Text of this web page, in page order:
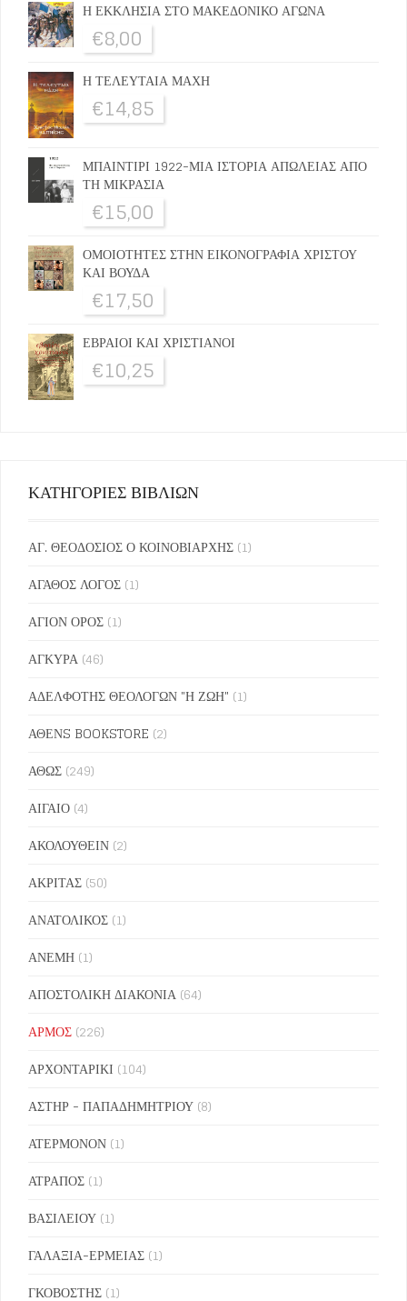
Η ΕΚΚΛΗΣΙΑ ΣΤΟ ΜΑΚΕΔΟΝΙΚΟ ΑΓΩΝΑ
€8,00
Η ΤΕΛΕΥΤΑΙΑ ΜΑΧΗ
€14,85
ΜΠΑΙΝΤΙΡΙ 1922-ΜΙΑ ΙΣΤΟΡΙΑ ΑΠΩΛΕΙΑΣ ΑΠΟ
ΤΗ ΜΙΚΡΑΣΙΑ
€15,00
ΟΜΟΙΟΤΗΤΕΣ ΣΤΗΝ ΕΙΚΟΝΟΓΡΑΦΙΑ ΧΡΙΣΤΟΥ
ΚΑΙ ΒΟΥΔΑ
€17,50
ΕΒΡΑΙΟΙ ΚΑΙ ΧΡΙΣΤΙΑΝΟΙ
€10,25
ΚΑΤΗΓΟΡΙΕΣ ΒΙΒΛΙΩΝ
ΑΓ. ΘΕΟΔΟΣΙΟΣ Ο ΚΟΙΝΟΒΙΑΡΧΗΣ (1)
ΑΓΑΘΟΣ ΛΟΓΟΣ (1)
ΑΓΙΟΝ ΟΡΟΣ (1)
ΑΓΚΥΡΑ (46)
ΑΔΕΛΦΟΤΗΣ ΘΕΟΛΟΓΩΝ "Η ΖΩΗ" (1)
ΑΘΕΝS BOOKSTORE (2)
ΑΘΩΣ (249)
ΑΙΓΑΙΟ (4)
ΑΚΟΛΟΥΘΕΙΝ (2)
ΑΚΡΙΤΑΣ (50)
ΑΝΑΤΟΛΙΚΟΣ (1)
ΑΝΕΜΗ (1)
ΑΠΟΣΤΟΛΙΚΗ ΔΙΑΚΟΝΙΑ (64)
ΑΡΜΟΣ (226)
ΑΡΧΟΝΤΑΡΙΚΙ (104)
ΑΣΤΗΡ - ΠΑΠΑΔΗΜΗΤΡΙΟΥ (8)
ΑΤΕΡΜΟΝΟΝ (1)
ΑΤΡΑΠΟΣ (1)
ΒΑΣΙΛΕΙΟΥ (1)
ΓΑΛΑΞΙΑ-ΕΡΜΕΙΑΣ (1)
ΓΚΟΒΟΣΤΗΣ (1)